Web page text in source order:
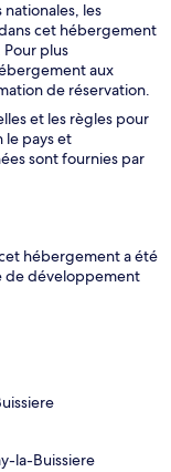
les
cet hébergement
Pour plus
aux
de réservation.
et les règles pour
le pays et
sont fournies par
hébergement a été
de développement
la-Buissiere